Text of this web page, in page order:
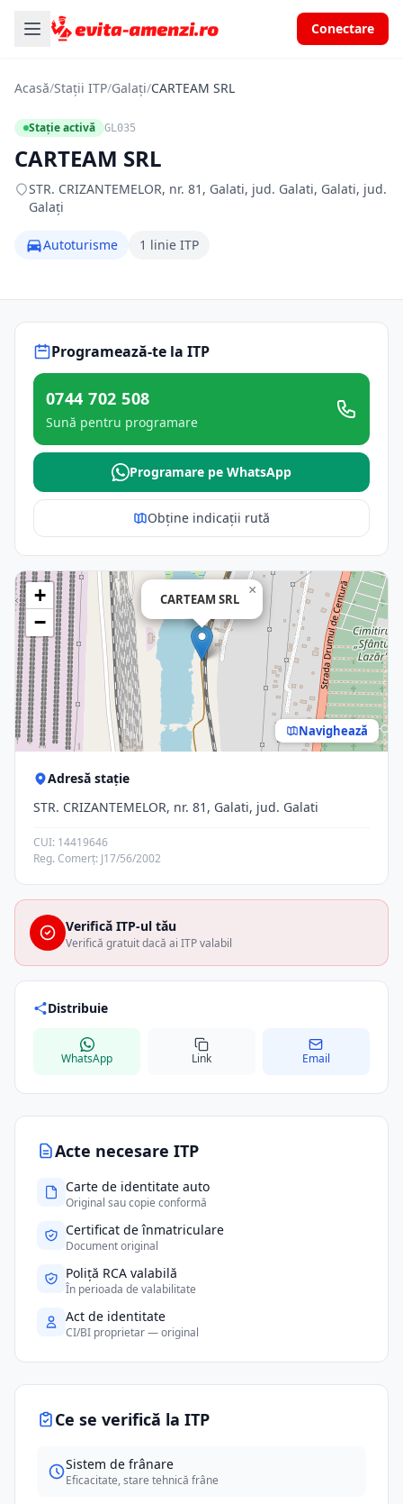
Conectare
Acasă/Stații ITP/Galați/CARTEAM SRL
Stație activă GL035
CARTEAM SRL
STR. CRIZANTEMELOR, nr. 81, Galati, jud. Galati, Galati, jud.
Galați
Autoturisme 1 linie ITP
Acte necesare ITP
Carte de identitate auto
Original sau copie conformă
Certificat de înmatriculare
Document original
Poliță RCA valabilă
În perioada de valabilitate
Act de identitate
CI/BI proprietar — original
Ce se verifică la ITP
Sistem de frânare
Eficacitate, stare tehnică frâne
Programează-te la ITP
0744 702 508
Sună pentru programare
Programare pe WhatsApp
Obține indicații rută
CARTEAM SRL
×
+
−
Navighează
Adresă stație
STR. CRIZANTEMELOR, nr. 81, Galati, jud. Galati
CUI: 14419646
Reg. Comerț: J17/56/2002
Verifică ITP-ul tău
Verifică gratuit dacă ai ITP valabil
Distribuie
WhatsApp Link Email